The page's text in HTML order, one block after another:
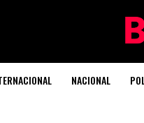
NACIONAL